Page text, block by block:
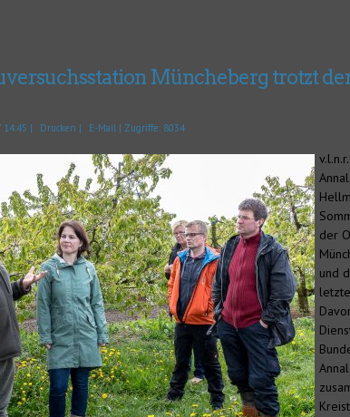
Müncheberg trotzt
14:45 | Drucken | E-Mail | Zugriffe: 8034
der
und